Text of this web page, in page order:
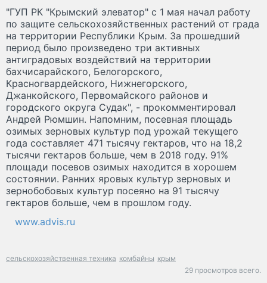
"ГУП РК "Крымский элеватор" с 1 мая начал работу
по защите сельскохозяйственных растений от града
на территории Республики Крым. За прошедший
период было произведено три активных
антиградовых воздействий на территории
бахчисарайского, Белогорского,
Красногвардейского, Нижнегорского,
Джанкойского, Первомайского районов и
городского округа Судак", - прокомментировал
Андрей Рюмшин. Напомним, посевная площадь
озимых зерновых культур под урожай текущего
года составляет 471 тысячу гектаров, что на 18,2
тысячи гектаров больше, чем в 2018 году. 91%
площади посевов озимых находится в хорошем
состоянии. Ранних яровых культур зерновых и
зернобобовых культур посеяно на 91 тысячу
гектаров больше, чем в прошлом году.
www.advis.ru
сельскохозяйственная техника комбайны крым
29 просмотров всего.